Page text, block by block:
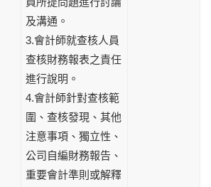
及溝通。
3.會計師就查核人員
查核財務報表之責任
進行說明。
4.會計師針對查核範
圍、查核發現、其他
注意事項、獨立性、
公司自編財務報告、
重要會計準則或解釋